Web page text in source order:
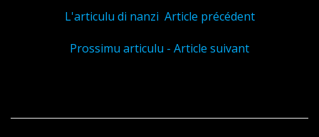
L'articulu di nanzi Article précédent
Prossimu articulu - Article suivant